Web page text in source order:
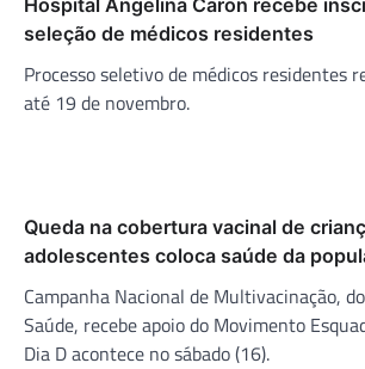
seleção de médicos residentes
Processo seletivo de médicos residentes
até 19 de novembro.
Queda na cobertura vacinal de
adolescentes coloca saúde da
Campanha Nacional de Multivacinação,
Saúde, recebe apoio do Movimento
Dia D acontece no sábado (16).